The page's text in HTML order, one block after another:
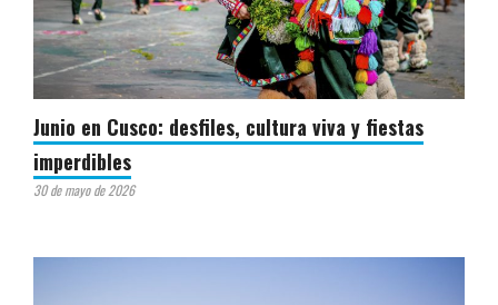
Junio en Cusco: desfiles, cultura viva y fiestas
imperdibles
30 de mayo de 2026